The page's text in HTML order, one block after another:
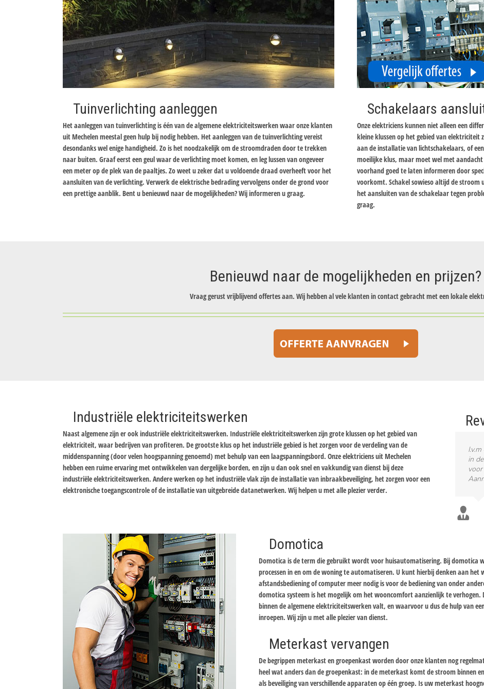
Tuinverlichting aanleggen
Het aanleggen van tuinverlichting is één van de algemene elektriciteitswerken waar onze klanten
uit Mechelen meestal geen hulp bij nodig hebben. Het aanleggen van de tuinverlichting vereist
desondanks wel enige handigheid. Zo is het noodzakelijk om de stroomdraden door te trekken
naar buiten. Graaf eerst een geul waar de verlichting moet komen, en leg lussen van ongeveer
een meter op de plek van de paaltjes. Zo weet u zeker dat u voldoende draad overheeft voor het
aansluiten van de verlichting. Verwerk de elektrische bedrading vervolgens onder de grond voor
een prettige aanblik. Bent u benieuwd naar de mogelijkheden? Wij informeren u graag.
Schakelaars
Onze elektriciens kunnen niet alleen een
kleine klussen op het gebied van elektriciteit
aan de installatie van lichtschakelaars, of
moeilijke klus, maar moet wel met
voorhand goed te laten informeren door
voorkomt. Schakel sowieso altijd de
het aansluiten van de schakelaar tegen
graag.
Benieuwd naar de mogelijkheden en prijzen?
Vraag gerust vrijblijvend offertes aan. Wij hebben al vele klanten in contact gebracht met een lokale
Industriële elektriciteitswerken
Naast algemene zijn er ook industriële elektriciteitswerken. Industriële elektriciteitswerken zijn grote klussen op het gebied van
elektriciteit, waar bedrijven van profiteren. De grootste klus op het industriële gebied is het zorgen voor de verdeling van de
middenspanning (door velen hoogspanning genoemd) met behulp van een laagspanningsbord. Onze elektriciens uit Mechelen
hebben een ruime ervaring met ontwikkelen van dergelijke borden, en zijn u dan ook snel en vakkundig van dienst bij deze
industriële elektriciteitswerken. Andere werken op het industriële vlak zijn de installatie van inbraakbeveiliging, het zorgen voor een
elektronische toegangscontrole of de installatie van uitgebreide datanetwerken. Wij helpen u met alle plezier verder.
in
Domotica
Domotica is de term die gebruikt wordt voor huisautomatisering. Bij domotica
processen in en om de woning te automatiseren. U kunt hierbij denken aan het
afstandsbediening of computer meer nodig is voor de bediening van onder
domotica systeem is het mogelijk om het wooncomfort aanzienlijk te verhogen.
binnen de algemene elektriciteitswerken valt, en waarvoor u dus de hulp van
inroepen. Wij zijn u met alle plezier van dienst.
Meterkast vervangen
De begrippen meterkast en groepenkast worden door onze klanten nog
heel wat anders dan de groepenkast: in de meterkast komt de stroom binnen
als beveiliging van verschillende apparaten op één groep. Is uw meterkast